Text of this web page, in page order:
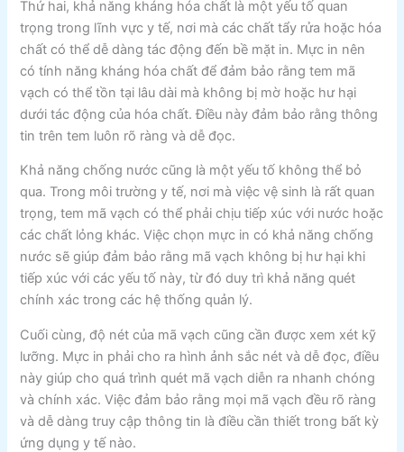
Thứ hai, khả năng kháng hóa chất là một yếu tố quan
trọng trong lĩnh vực y tế, nơi mà các chất tẩy rửa hoặc hóa
chất có thể dễ dàng tác động đến bề mặt in. Mực in nên
có tính năng kháng hóa chất để đảm bảo rằng tem mã
vạch có thể tồn tại lâu dài mà không bị mờ hoặc hư hại
dưới tác động của hóa chất. Điều này đảm bảo rằng thông
tin trên tem luôn rõ ràng và dễ đọc.
Khả năng chống nước cũng là một yếu tố không thể bỏ
qua. Trong môi trường y tế, nơi mà việc vệ sinh là rất quan
trọng, tem mã vạch có thể phải chịu tiếp xúc với nước hoặc
các chất lỏng khác. Việc chọn mực in có khả năng chống
nước sẽ giúp đảm bảo rằng mã vạch không bị hư hại khi
tiếp xúc với các yếu tố này, từ đó duy trì khả năng quét
chính xác trong các hệ thống quản lý.
Cuối cùng, độ nét của mã vạch cũng cần được xem xét kỹ
lưỡng. Mực in phải cho ra hình ảnh sắc nét và dễ đọc, điều
này giúp cho quá trình quét mã vạch diễn ra nhanh chóng
và chính xác. Việc đảm bảo rằng mọi mã vạch đều rõ ràng
và dễ dàng truy cập thông tin là điều cần thiết trong bất kỳ
ứng dụng y tế nào.